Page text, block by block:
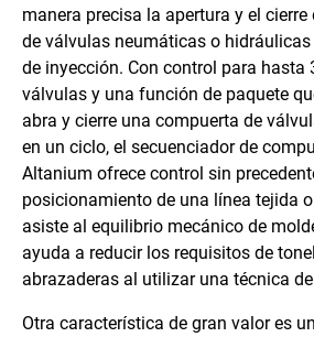
manera precisa la apertura y el
de válvulas neumáticas o
de inyección. Con control para hasta
válvulas y una función de paquete
abra y cierre una compuerta de
en un ciclo, el secuenciador de
Altanium ofrece control sin
posicionamiento de una línea tejida
asiste al equilibrio mecánico de
ayuda a reducir los requisitos de
abrazaderas al utilizar una técnica
Otra característica de gran valor es